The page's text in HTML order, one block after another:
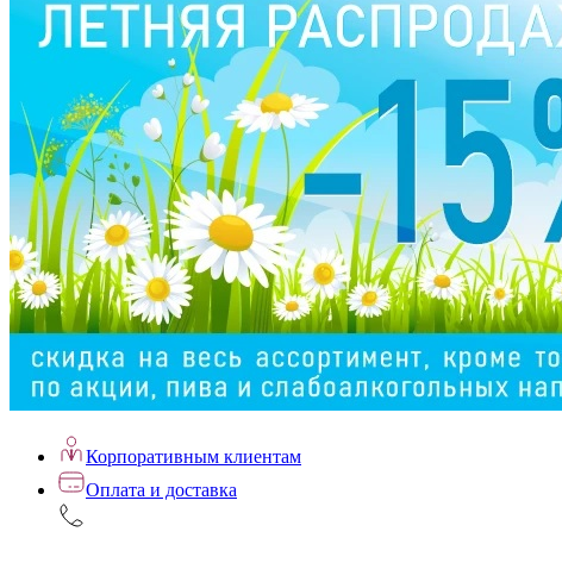
Корпоративным клиентам
Оплата и доставка